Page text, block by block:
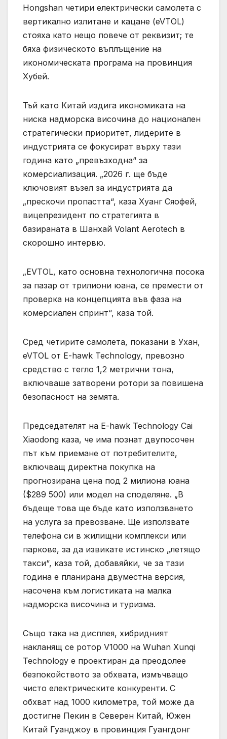
Hongshan четири електрически самолета с
вертикално излитане и кацане (eVTOL)
стояха като нещо повече от реквизит; те
бяха физическото въплъщение на
икономическата програма на провинция
Хубей.
Тъй като Китай издига икономиката на
ниска надморска височина до национален
стратегически приоритет, лидерите в
индустрията се фокусират върху тази
година като „превъзходна“ за
комерсиализация. „2026 г. ще бъде
ключовият възел за индустрията да
„прескочи пропастта“, каза Хуанг Сяофей,
вицепрезидент по стратегията в
базираната в Шанхай Volant Aerotech в
скорошно интервю.
„EVTOL, като основна технологична посока
за пазар от трилиони юана, се премести от
проверка на концепцията във фаза на
комерсиален спринт“, каза той.
Сред четирите самолета, показани в Ухан,
eVTOL от E-hawk Technology, превозно
средство с тегло 1,2 метрични тона,
включваше затворени ротори за повишена
безопасност на земята.
Председателят на E-hawk Technology Cai
Xiaodong каза, че има познат двупосочен
път към приемане от потребителите,
включващ директна покупка на
прогнозирана цена под 2 милиона юана
($289 500) или модел на споделяне. „В
бъдеще това ще бъде като използването
на услуга за превозване. Ще използвате
телефона си в жилищни комплекси или
паркове, за да извикате истинско „летящо
такси“, каза той, добавяйки, че за тази
година е планирана двуместна версия,
насочена към логистиката на малка
надморска височина и туризма.
Също така на дисплея, хибридният
накланящ се ротор V1000 на Wuhan Xunqi
Technology е проектиран да преодолее
безпокойството за обхвата, измъчващо
чисто електрическите конкуренти. С
обхват над 1000 километра, той може да
достигне Пекин в Северен Китай, Южен
Китай Гуанджоу в провинция Гуангдонг